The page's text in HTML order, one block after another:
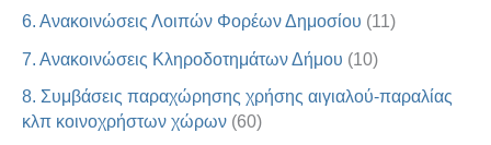
6. Ανακοινώσεις Λοιπών Φορέων Δημοσίου (11)
7. Ανακοινώσεις Κληροδοτημάτων Δήμου (10)
8. Συμβάσεις παραχώρησης χρήσης αιγιαλού-παραλίας
κλπ κοινοχρήστων χώρων (60)